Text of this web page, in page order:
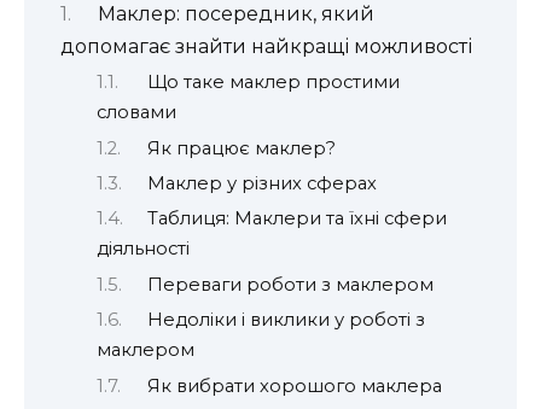
Маклер: посередник, який
допомагає знайти найкращі можливості
Що таке маклер простими
словами
Як працює маклер?
Маклер у різних сферах
Таблиця: Маклери та їхні сфери
діяльності
Переваги роботи з маклером
Недоліки і виклики у роботі з
маклером
Як вибрати хорошого маклера